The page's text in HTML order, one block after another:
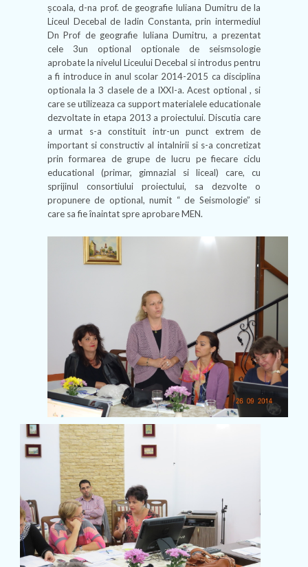
școala, d-na prof. de geografie Iuliana Dumitru de la
Liceul Decebal de ladin Constanta, prin intermediul
Dn Prof de geografie Iuliana Dumitru, a prezentat
cele 3un optional optionale de seismsologie
aprobate la nivelul Liceului Decebal si introdus pentru
a fi introduce in anul scolar 2014-2015 ca disciplina
optionala la 3 clasele de a IXXI-a. Acest optional , si
care se utilizeaza ca support materialele educationale
dezvoltate in etapa 2013 a proiectului. Discutia care
a urmat s-a constituit intr-un punct extrem de
important si constructiv al intalnirii si s-a concretizat
prin formarea de grupe de lucru pe fiecare ciclu
educational (primar, gimnazial si liceal) care, cu
sprijinul consortiului proiectului, sa dezvolte o
propunere de optional, numit “ de Seismologie” si
care sa fie înaintat spre aprobare MEN.